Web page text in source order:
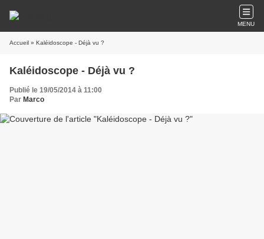
MENU
Accueil » Kaléidoscope - Déjà vu ?
Kaléidoscope - Déjà vu ?
Publié le 19/05/2014 à 11:00
Par Marco